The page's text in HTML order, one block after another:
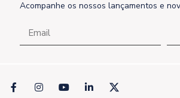
Acompanhe os nossos lançamentos e